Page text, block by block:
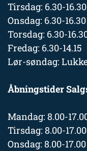
Tirsdag: 6.30-16.30
Onsdag: 6.30-16.30
Torsdag: 6.30-
Fredag: 6.30-14.15
Lør-søndag:
Åbningstider
Mandag: 8.00-
Tirsdag: 8.00-17.00
Onsdag: 8.00-17.00